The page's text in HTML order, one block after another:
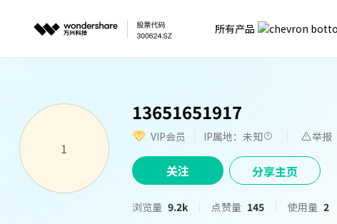
所有产品
1
13651651917
VIP会员 IP属地：未知 举报
关注 分享主页
浏览量 9.2k 点赞量 145 使用量 2